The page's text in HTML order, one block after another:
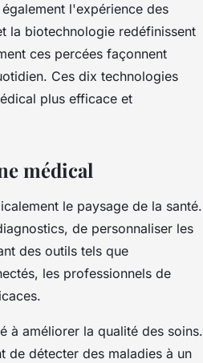
l'expérience des
la biotechnologie redéfinissent
ces percées façonnent
Ces dix technologies
plus efficace et
médical
le paysage de la santé.
de personnaliser les
des outils tels que
les professionnels de
à améliorer la qualité des soins.
de détecter des maladies à un